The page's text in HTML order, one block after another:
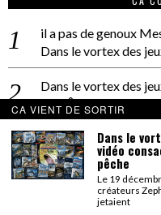
il a pas de genoux
Dans le vortex des
Dans le vortex des
PACÔME
La séance d’Hip
La Patrie
dans
On a parlé Dolce
Bernardino
CA VIENT DE SORTIR
Dans le
vidéo
pêche
Le 19
créateurs
jetaient